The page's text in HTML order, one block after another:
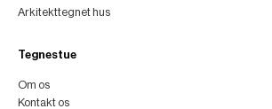
Arkitekttegnet hus
Tegnestue
Om os
Kontakt os